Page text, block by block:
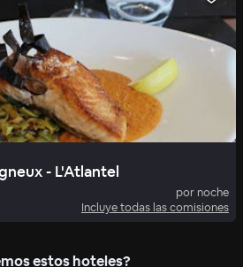
- L'Atlantel
por noche
Incluye todas las comisiones
estos hoteles?